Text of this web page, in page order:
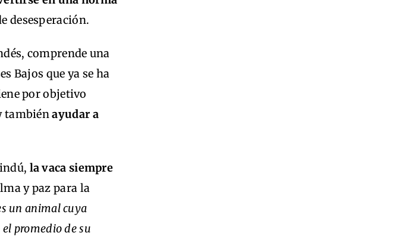
desesperación.
comprende una
Bajos que ya se ha
por objetivo
tambiénayudar a
la vaca siempre
y paz para la
un animal cuya
promedio de su